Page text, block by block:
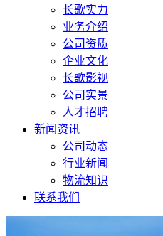
长歌实力
业务介绍
公司资质
企业文化
长歌影视
公司实景
人才招聘
新闻资讯
公司动态
行业新闻
物流知识
联系我们